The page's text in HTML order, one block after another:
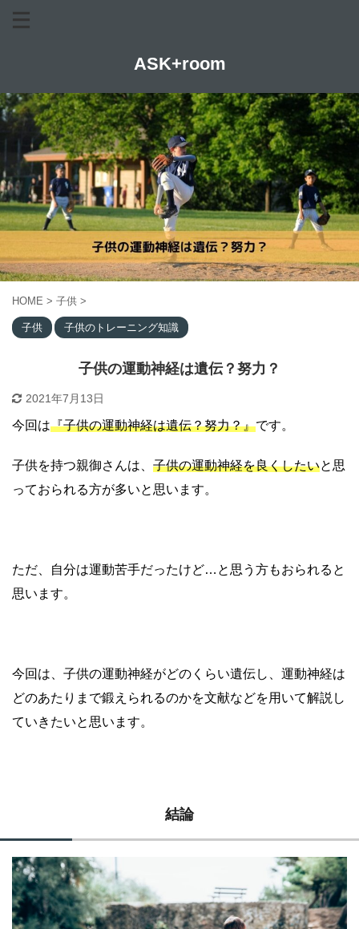
ASK+room
HOME > 子供 >
子供 子供のトレーニング知識
子供の運動神経は遺伝？努力？
2021年7月13日
今回は『子供の運動神経は遺伝？努力？』です。
子供を持つ親御さんは、 子供の運動神経を良くしたいと思
っておられる方が多いと思います。
ただ、自分は運動苦手だったけど…と思う方もおられると
思います。
今回は、子供の運動神経がどのくらい遺伝し、運動神経は
どのあたりまで鍛えられるのかを文献などを用いて解説し
ていきたいと思います。
結論